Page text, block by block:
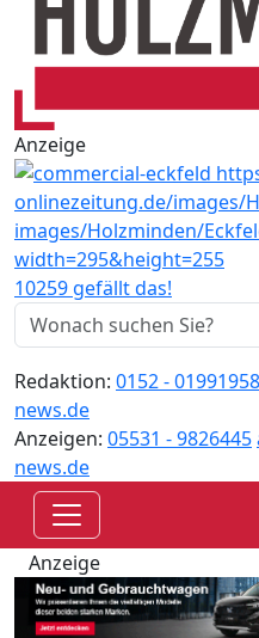
Anzeige
10259 gefällt das!
Redaktion: 0152 - 01991958
news.de
Anzeigen: 05531 - 9826445
news.de
Anzeige